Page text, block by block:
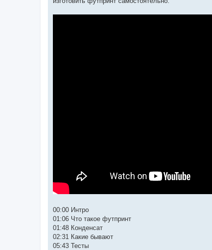
д
м
00:00 Интро
01:06 Что такое футпринт
01:48 Конденсат
02:31 Какие бывают
05:43 Тесты